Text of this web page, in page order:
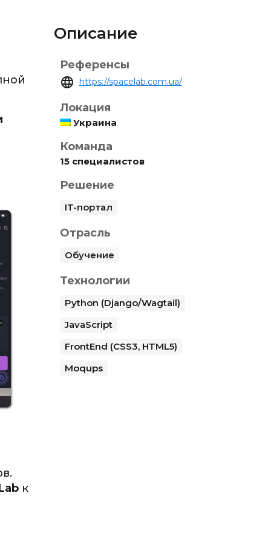
к
Описание
Референсы
language https://spacelab.com.ua/
Локация
Украина
Команда
15 специалистов
Решение
IT-портал
Отрасль
Обучение
Технологии
Python (Django/Wagtail)
JavaScript
FrontEnd (CSS3, HTML5)
Moqups